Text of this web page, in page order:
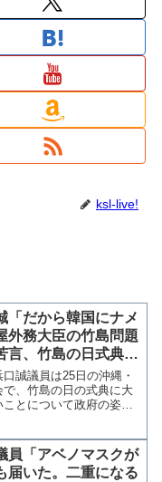
ksl-live!
「だから韓国にナメ
外務大臣の竹島問題
言、竹島の日式典出
単独提訴求める
ネル】
誠議員は25日の沖縄・
、竹島の日の式典に大
ことについて政府の姿勢
典には出席できる どう
イラしませ...
員「アベノマスクが
届いた。二重になる